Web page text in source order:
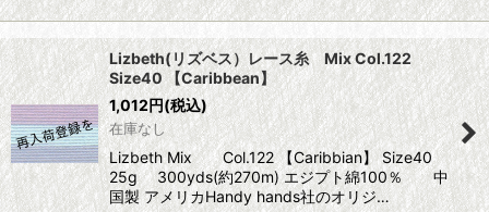
Lizbeth(リズベス）レース糸 Mix Col.122
Size40 【Caribbean】
1,012円(税込)
在庫なし
Lizbeth Mix Col.122 【Caribbian】 Size40
25g 300yds(約270m) エジプト綿100％ 中
国製 アメリカHandy hands社のオリジ…